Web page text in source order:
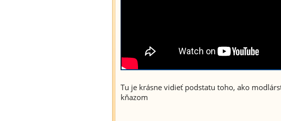
Tu je krásne vidieť podstatu toho, ako
kňazom